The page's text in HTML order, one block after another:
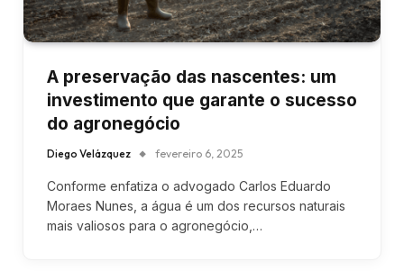
A preservação das nascentes: um
investimento que garante o sucesso
do agronegócio
Diego Velázquez fevereiro 6, 2025
Conforme enfatiza o advogado Carlos Eduardo
Moraes Nunes, a água é um dos recursos naturais
mais valiosos para o agronegócio,…